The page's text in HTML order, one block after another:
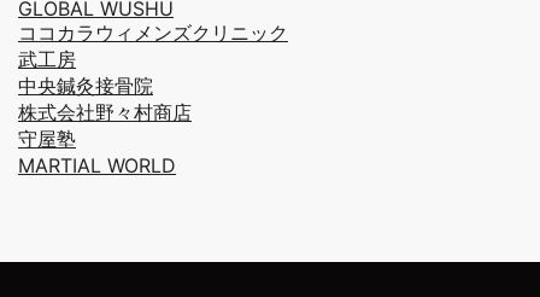
GLOBAL WUSHU
ココカラウィメンズクリニック
武工房
中央鍼灸接骨院
株式会社野々村商店
守屋塾
MARTIAL WORLD